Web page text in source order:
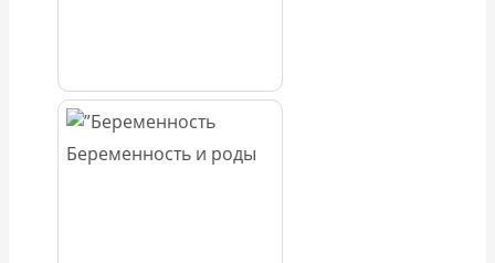
Беременность и роды